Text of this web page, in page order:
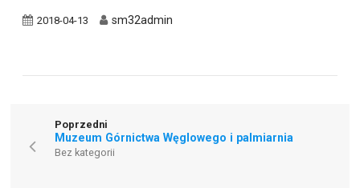
2018-04-13 sm32admin
Poprzedni
Muzeum Górnictwa Węglowego i palmiarnia
Bez kategorii